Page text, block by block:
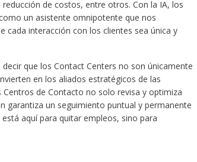
de costos, entre otros. Con la IA, los
un asistente omnipotente que nos
cada interacción con los clientes sea única y
que los Contact Centers no son únicamente
en los aliados estratégicos de las
de Contacto no solo revisa y optimiza
garantiza un seguimiento puntual y permanente
aquí para quitar empleos, sino para